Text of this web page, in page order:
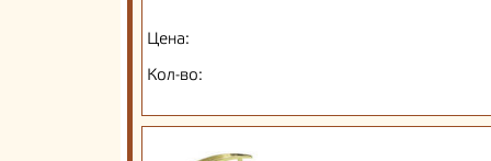
Цена:
Кол-во: